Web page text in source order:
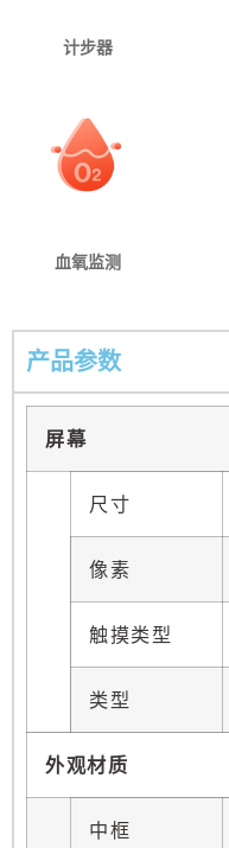
计步器
血氧监测
产品参数
屏幕
尺寸
像素
触摸类型
类型
外观材质
中框